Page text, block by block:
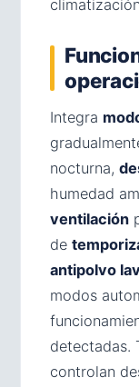
Integra
nocturna,
humedad
ventilación
de
antipolvo
modos
detectadas.
controlan